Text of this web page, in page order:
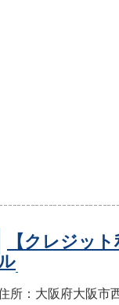
【クレジッ
所：大阪府大阪市